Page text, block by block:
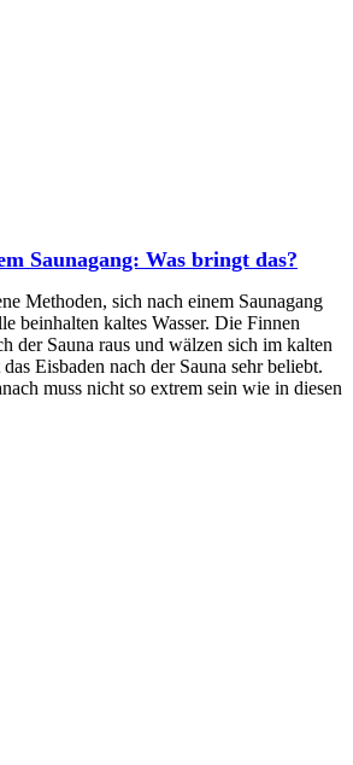
Saunagang: Was bringt das?
Methoden, sich nach einem Saunagang
beinhalten kaltes Wasser. Die Finnen
der Sauna raus und wälzen sich im kalten
Eisbaden nach der Sauna sehr beliebt.
muss nicht so extrem sein wie in diesen